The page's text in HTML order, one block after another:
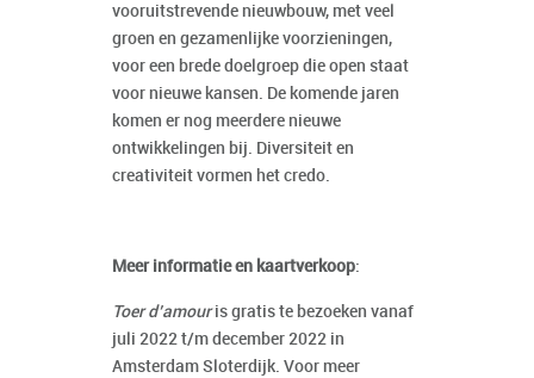
vooruitstrevende nieuwbouw, met veel
groen en gezamenlijke voorzieningen,
voor een brede doelgroep die open staat
voor nieuwe kansen. De komende jaren
komen er nog meerdere nieuwe
ontwikkelingen bij. Diversiteit en
creativiteit vormen het credo.
Meer informatie en kaartverkoop:
Toer d’amouris gratis te bezoeken vanaf
juli 2022 t/m december 2022 in
Amsterdam Sloterdijk. Voor meer